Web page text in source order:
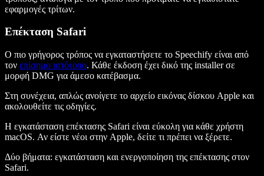
εφαρμογές τρίτων.
Επέκταση Safari
Ο πιο γρήγορος τρόπος να εγκαταστήσετε το Speechify είναι από
τον επίσημο ιστότοπο. Κάθε έκδοση έχει δικό της installer σε
μορφή DMG για άμεσο κατέβασμα.
Στη συνέχεια, απλώς ανοίγετε το αρχείο εικόνας δίσκου Apple και
ακολουθείτε τις οδηγίες.
Η εγκατάσταση επέκτασης Safari είναι εύκολη για κάθε χρήστη
macOS. Αν είστε νέοι στην Apple, δείτε τι πρέπει να ξέρετε.
Δύο βήματα: εγκατάσταση και ενεργοποίηση της επέκτασης στον
Safari.